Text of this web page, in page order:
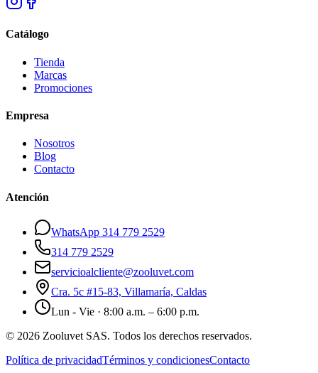
Catálogo
Tienda
Marcas
Promociones
Empresa
Nosotros
Blog
Contacto
Atención
WhatsApp 314 779 2529
314 779 2529
servicioalcliente@zooluvet.com
Cra. 5c #15-83, Villamaría, Caldas
Lun - Vie · 8:00 a.m. – 6:00 p.m.
© 2026 Zooluvet SAS. Todos los derechos reservados.
Política de privacidadTérminos y condicionesContacto